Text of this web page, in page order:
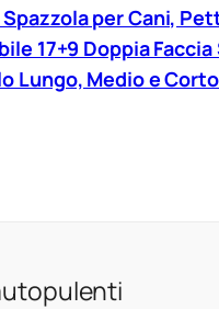
per Cani,
17+9 Doppia
Lungo, Medio e